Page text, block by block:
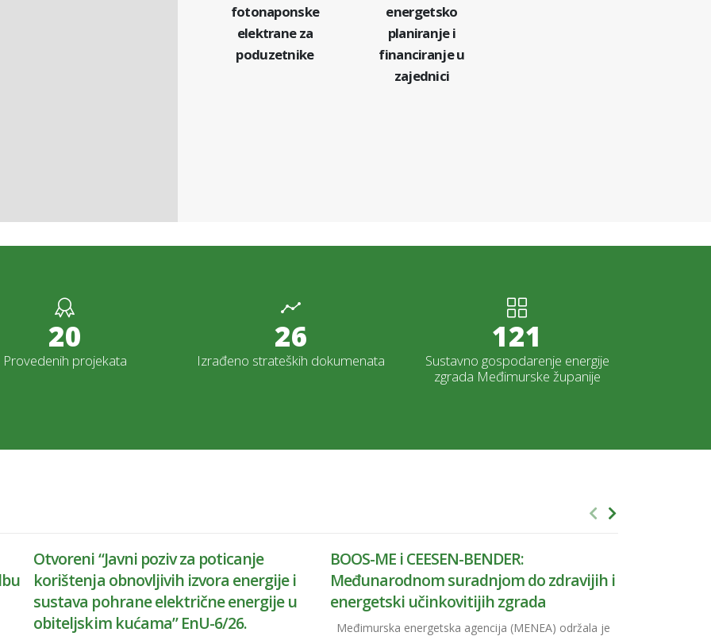
fotonaponske
elektrane za
poduzetnike
energetsko
planiranje i
financiranje u
zajednici
21
Provedenih projekata
28
Izrađeno strateških dokumenata
130
Sustavno gospodarenje energije
zgrada Međimurske županije
Otvoreni “Javni poziv za poticanje
korištenja obnovljivih izvora energije i
sustava pohrane električne energije u
obiteljskim kućama” EnU-6/26.
BOOS-ME i CEESEN-BENDER:
Međunarodnom suradnjom do zdravijih i
energetski učinkovitijih zgrada
Međimurska energetska agencija (MENEA) održala je